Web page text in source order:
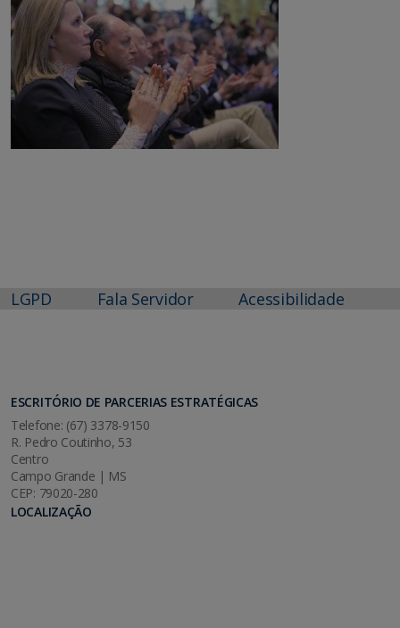
LGPD Fala Servidor Acessibilidade
ESCRITÓRIO DE PARCERIAS ESTRATÉGICAS
Telefone: (67) 3378-9150
R. Pedro Coutinho, 53
Centro
Campo Grande | MS
CEP: 79020-280
LOCALIZAÇÃO